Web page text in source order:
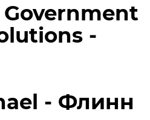
-
- Флинн